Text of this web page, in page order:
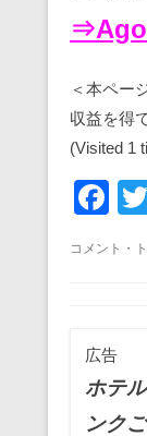
＜本ペー
収益を得
(Visited 1
F
c
b
o
o
コメント・
広告
ホテ
ンク